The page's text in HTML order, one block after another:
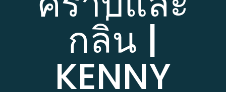
กลิ่น |
KENNY